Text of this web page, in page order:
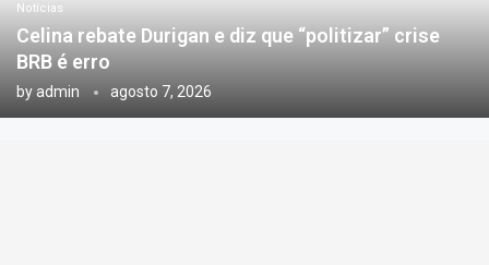
Notícias
Celina rebate Durigan e diz que “politizar” crise
BRB é erro
byadmin agosto 7, 2026